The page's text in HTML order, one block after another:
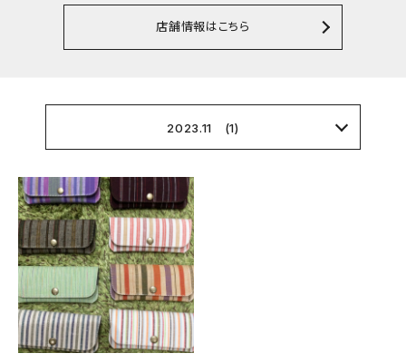
店舗情報はこちら
2023.11 (1)